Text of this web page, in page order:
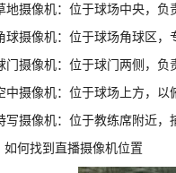
地摄像机：位于球场中央，负
球摄像机：位于球场角球区，
门摄像机：位于球门两侧，负
中摄像机：位于球场上方，以
写摄像机：位于教练席附近，
如何找到直播摄像机位置